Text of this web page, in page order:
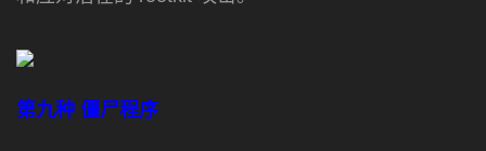
第九种 僵尸程序